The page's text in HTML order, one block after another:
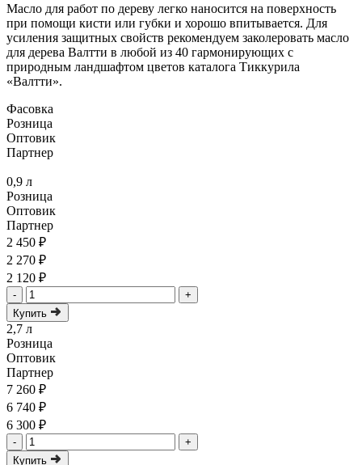
Масло для работ по дереву легко наносится на поверхность
при помощи кисти или губки и хорошо впитывается. Для
усиления защитных свойств рекомендуем заколеровать масло
для дерева Валтти в любой из 40 гармонирующих с
природным ландшафтом цветов каталога Тиккурила
«Валтти».
Фасовка
Розница
Оптовик
Партнер
0,9 л
Розница
Оптовик
Партнер
2 450 ₽
2 270 ₽
2 120 ₽
-
+
Купить
2,7 л
Розница
Оптовик
Партнер
7 260 ₽
6 740 ₽
6 300 ₽
-
+
Купить